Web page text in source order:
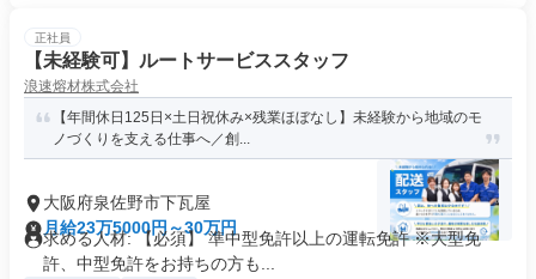
正社員
【未経験可】ルートサービススタッフ
浪速熔材株式会社
【年間休日125日×土日祝休み×残業ほぼなし】未経験から地域のモ
ノづくりを支える仕事へ／創...
大阪府泉佐野市下瓦屋
月給23万5000円～30万円
求める人材: 【必須】 準中型免許以上の運転免許 ※大型免
許、中型免許をお持ちの方も...